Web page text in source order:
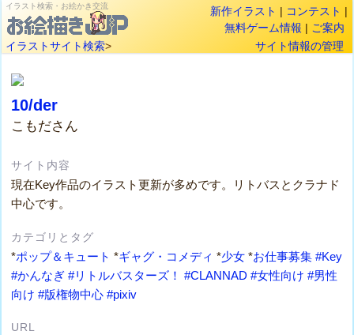
イラスト検索・お絵かき交流 新作イラスト | コンテスト |
無料ゲーム情報 | ご案内
イラストサイト検索> サイト情報の管理
10/der
こもださん
サイト内容
現在Key作品のイラスト更新が多めです。リトバスとクラナド
中心です。
カテゴリとタグ
*ポップ＆キュート *ギャグ・コメディ *少女 *お仕事募集 #Key
#かんなぎ #リトルバスターズ！ #CLANNAD #女性向け #男性
向け #版権物中心 #pixiv
URL